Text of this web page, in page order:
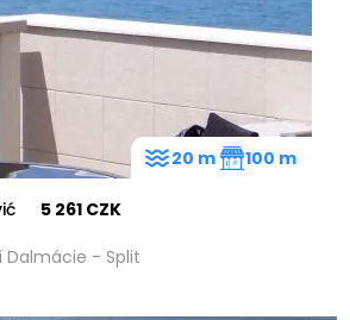
5 261 CZK
Dalmácie - Split
20 m 100 m